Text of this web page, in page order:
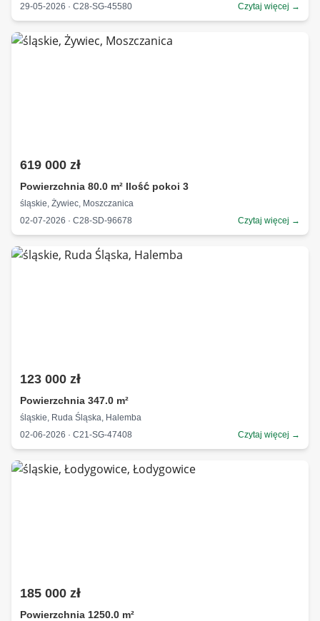
29-05-2026 · C28-SG-45580
Czytaj więcej →
619 000 zł
Powierzchnia 80.0 m² Ilość pokoi 3
śląskie, Żywiec, Moszczanica
02-07-2026 · C28-SD-96678
Czytaj więcej →
123 000 zł
Powierzchnia 347.0 m²
śląskie, Ruda Śląska, Halemba
02-06-2026 · C21-SG-47408
Czytaj więcej →
185 000 zł
Powierzchnia 1250.0 m²